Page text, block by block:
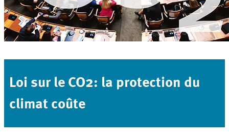
Loi sur le CO2: la protection du
climat coûte